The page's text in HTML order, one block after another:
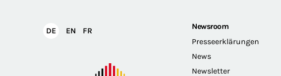
DEDeutsch
EN English
FR
Newsroom
Presseerklärungen
News
Newsletter